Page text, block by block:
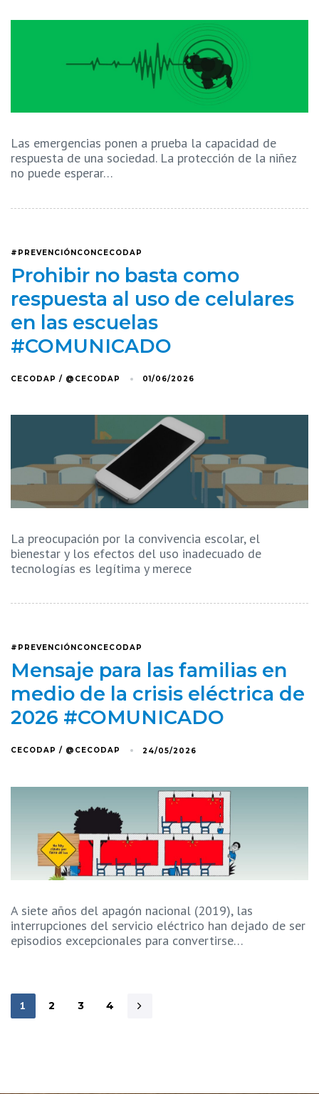
Las emergencias ponen a prueba la capacidad de
respuesta de una sociedad. La protección de la niñez
no puede esperar…
#PREVENCIÓNCONCECODAP
Prohibir no basta como
respuesta al uso de celulares
en las escuelas
#COMUNICADO
CECODAP / @CECODAP 01/06/2026
La preocupación por la convivencia escolar, el
bienestar y los efectos del uso inadecuado de
tecnologías es legítima y merece
#PREVENCIÓNCONCECODAP
Mensaje para las familias en
medio de la crisis eléctrica de
2026 #COMUNICADO
CECODAP / @CECODAP 24/05/2026
A siete años del apagón nacional (2019), las
interrupciones del servicio eléctrico han dejado de ser
episodios excepcionales para convertirse…
1 2 3 4